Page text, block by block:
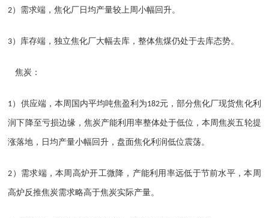
2）需求端，焦化厂日均产量较上周小幅回升。
3）库存端，独立焦化厂大幅去库，整体焦煤仍处于去库态势。
焦炭：
1）供应端，本周国内平均吨焦盈利为182元，部分焦化厂现货焦化利
润下降至亏损边缘，焦炭产能利用率整体处于低位，本周焦炭五轮提
涨落地，日均产量小幅回升，盘面焦化利润低位震荡。
2 ）需求端，本周高炉开工微降，产能利用率远低于节前水平，本周
高炉反推焦炭需求略高于焦炭实际产量。